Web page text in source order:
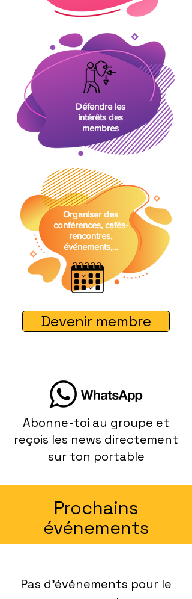
Défendre les
intérêts des
membres
Organiser des
conférences, cafés-
rencontres,
événements,...
Devenir membre
Abonne-toi au groupe et
reçois les news directement
sur ton portable
Prochains
événements
Pas d'événements pour le